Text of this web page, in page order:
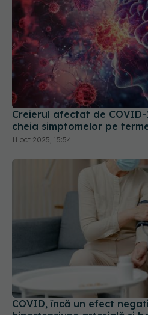
Creierul afectat de
cheia simptomelor pe
11 oct 2025, 15:54
COVID, încă un efect
hipertensiune arterială și
04 sep 2023, 09:32